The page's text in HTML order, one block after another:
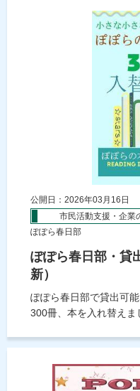
公開日：2026年03月16日
市民活動支援・企業
ぽぽら春日部
ぽぽら春日部・貸
新）
ぽぽら春日部で貸出可
300冊、本を入れ替えま